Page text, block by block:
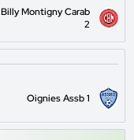
Billy Montigny Carab
2
Oignies Assb 1